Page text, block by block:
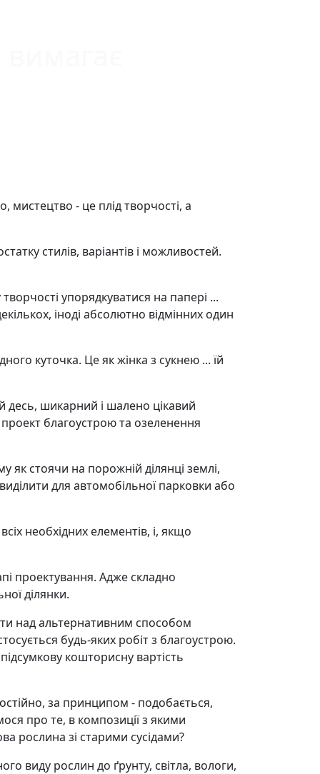
- це плід творчості, а
стилів, варіантів і можливостей.
упорядкуватися на папері ...
іноді абсолютно відмінних один
куточка. Це як жінка з сукнею ... їй
шикарний і шалено цікавий
благоустрою та озеленення
як стоячи на порожній ділянці землі,
для автомобільної парковки або
необхідних елементів, і, якщо
проектування. Адже складно
ділянки.
над альтернативним способом
будь-яких робіт з благоустрою.
кошторисну вартість
за принципом - подобається,
про те, в композиції з якими
рослина зі старими сусідами?
виду рослин до ґрунту, світла, вологи,